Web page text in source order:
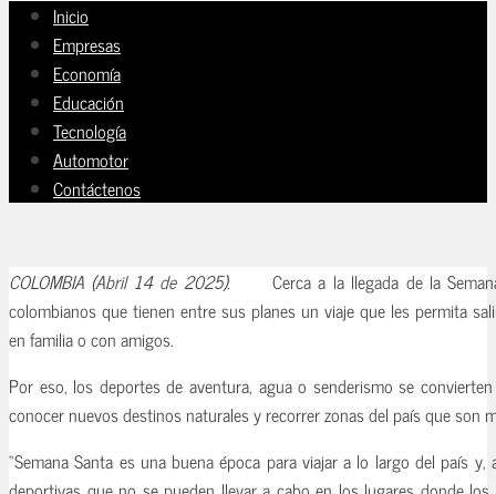
Inicio
Empresas
Economía
Educación
Tecnología
Automotor
Contáctenos
COLOMBIA (Abril 14 de 2025). Cerca a la llegada de la
colombianos que tienen entre sus planes un viaje que les permita
en familia o con amigos.
Por eso, los deportes de aventura, agua o senderismo se
conocer nuevos destinos naturales y recorrer zonas del país que son
“Semana Santa es una buena época para viajar a lo largo del país y,